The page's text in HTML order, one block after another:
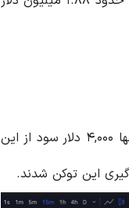
توکن “4” پس از یک حمله فیشینگ به شبکه BNB Chain ایجاد شد. طبق گزارش‌ها، هکر تنها ۴,۰۰۰ دلار سود از این
این توکن شدند.